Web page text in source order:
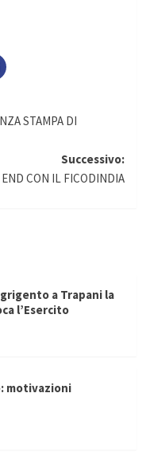
STAMPA DI
Successivo:
CON IL FICODINDIA
a Trapani la
l’Esercito
motivazioni